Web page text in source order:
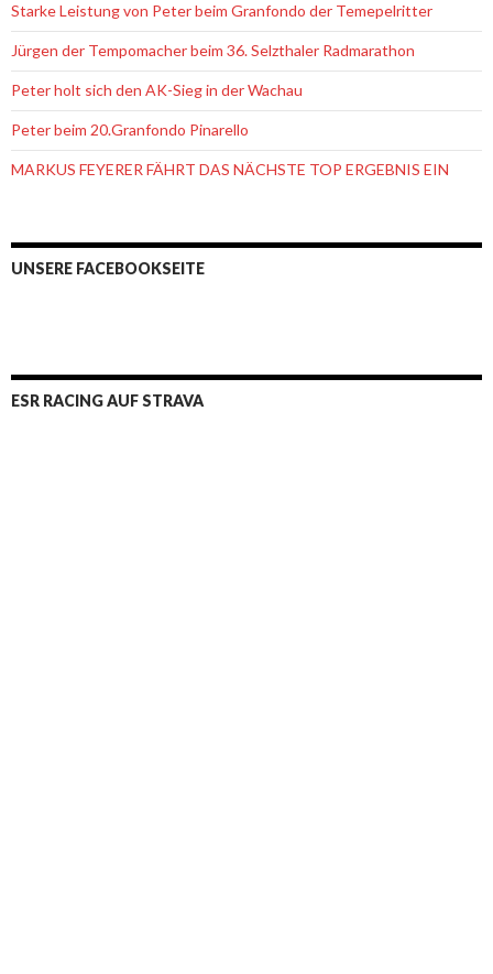
Starke Leistung von Peter beim Granfondo der Temepelritter
Jürgen der Tempomacher beim 36. Selzthaler Radmarathon
Peter holt sich den AK-Sieg in der Wachau
Peter beim 20.Granfondo Pinarello
MARKUS FEYERER FÄHRT DAS NÄCHSTE TOP ERGEBNIS EIN
UNSERE FACEBOOKSEITE
ESR RACING AUF STRAVA